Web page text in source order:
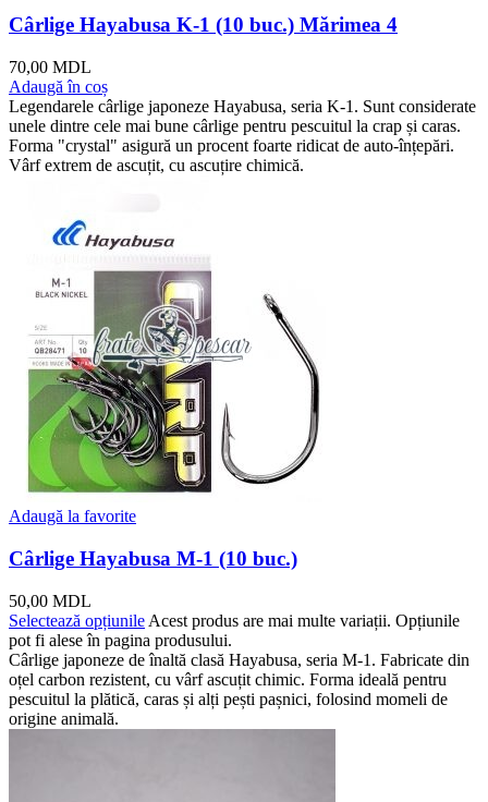
Cârlige Hayabusa K-1 (10 buc.) Mărimea 4
70,00 MDL
Adaugă în coș
Legendarele cârlige japoneze Hayabusa, seria K-1. Sunt considerate
unele dintre cele mai bune cârlige pentru pescuitul la crap și caras.
Forma "crystal" asigură un procent foarte ridicat de auto-înțepări.
Vârf extrem de ascuțit, cu ascuțire chimică.
Adaugă la favorite
Cârlige Hayabusa M-1 (10 buc.)
50,00 MDL
Selectează opțiunile Acest produs are mai multe variații. Opțiunile
pot fi alese în pagina produsului.
Cârlige japoneze de înaltă clasă Hayabusa, seria M-1. Fabricate din
oțel carbon rezistent, cu vârf ascuțit chimic. Forma ideală pentru
pescuitul la plătică, caras și alți pești pașnici, folosind momeli de
origine animală.